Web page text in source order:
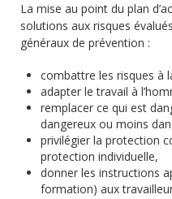
La mise au point du plan
solutions aux risques
généraux de prévention :
combattre les risques à
adapter le travail à
remplacer ce qui est
dangereux ou moins
privilégier la protection
protection individuelle,
donner les instructions
formation) aux